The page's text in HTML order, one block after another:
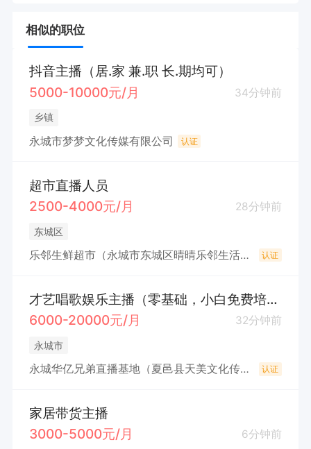
相似的职位
抖音主播（居.家 兼.职 长.期均可）
5000-10000元/月
34分钟前
乡镇
永城市梦梦文化传媒有限公司 认证
超市直播人员
2500-4000元/月
28分钟前
东城区
乐邻生鲜超市（永城市东城区晴晴乐邻生活便利店） 认证
才艺唱歌娱乐主播（零基础，小白免费培训）
6000-20000元/月
32分钟前
永城市
永城华亿兄弟直播基地（夏邑县天美文化传媒有限公司永城第一分公司） 认证
家居带货主播
3000-5000元/月
6分钟前